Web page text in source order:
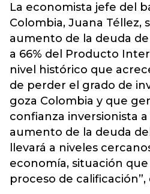
La economista jefe del
Colombia, Juana Téllez,
aumento de la deuda
a 66% del Producto
nivel histórico que
de perder el grado de
goza Colombia y que
confianza inversionista a
aumento de la deuda
llevará a niveles
economía, situación que
proceso de calificación”,